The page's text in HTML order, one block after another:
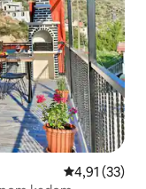
Prosječna
4,91 (33)